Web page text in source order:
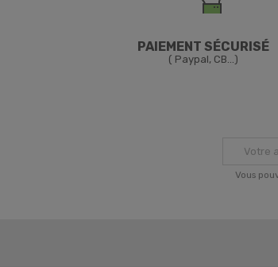
PAIEMENT SÉCURISÉ
( Paypal, CB...)
Vous